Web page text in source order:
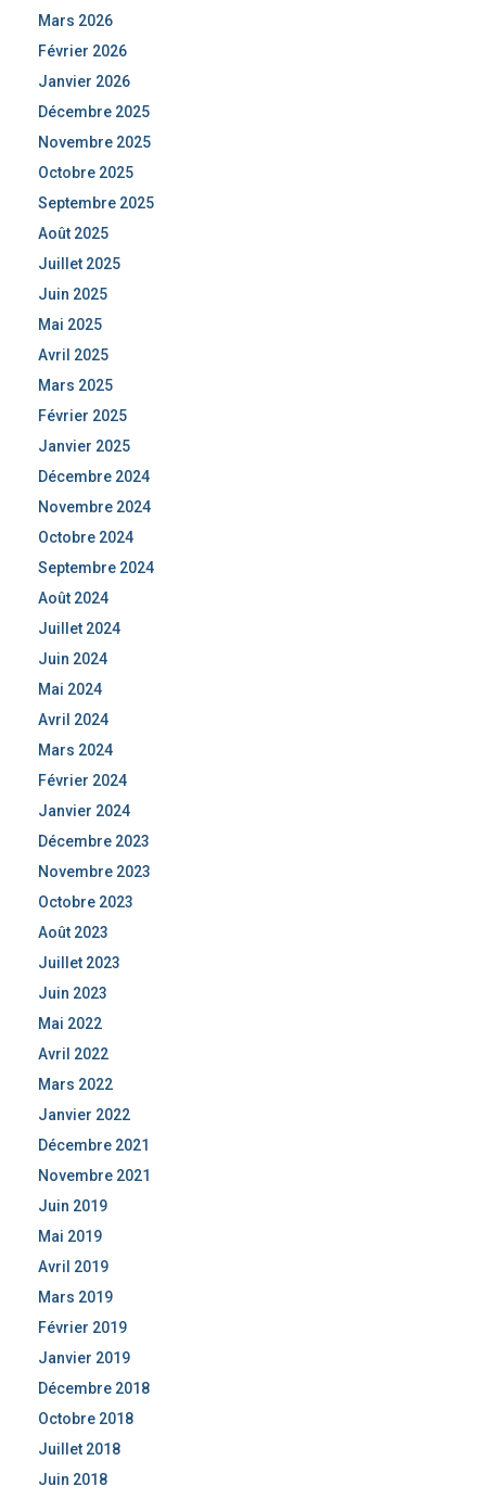
Mars 2026
Février 2026
Janvier 2026
Décembre 2025
Novembre 2025
Octobre 2025
Septembre 2025
Août 2025
Juillet 2025
Juin 2025
Mai 2025
Avril 2025
Mars 2025
Février 2025
Janvier 2025
Décembre 2024
Novembre 2024
Octobre 2024
Septembre 2024
Août 2024
Juillet 2024
Juin 2024
Mai 2024
Avril 2024
Mars 2024
Février 2024
Janvier 2024
Décembre 2023
Novembre 2023
Octobre 2023
Août 2023
Juillet 2023
Juin 2023
Mai 2022
Avril 2022
Mars 2022
Janvier 2022
Décembre 2021
Novembre 2021
Juin 2019
Mai 2019
Avril 2019
Mars 2019
Février 2019
Janvier 2019
Décembre 2018
Octobre 2018
Juillet 2018
Juin 2018